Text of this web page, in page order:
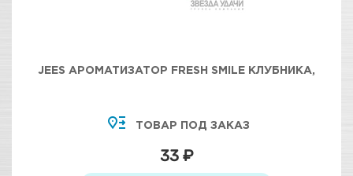
JEES АРОМАТИЗАТОР FRESH SMILE КЛУБНИКА,
ТОВАР ПОД ЗАКАЗ
33 ₽